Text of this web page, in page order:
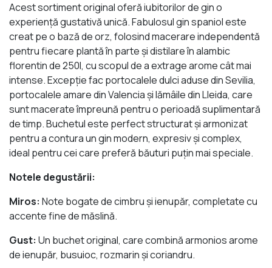
Acest sortiment original oferă iubitorilor de gin o
experienţă gustativă unică. Fabulosul gin spaniol este
creat pe o bază de orz, folosind macerare independentă
pentru fiecare plantă în parte și distilare în alambic
florentin de 250l, cu scopul de a extrage arome cât mai
intense. Excepţie fac portocalele dulci aduse din Sevilia,
portocalele amare din Valencia și lămâile din Lleida, care
sunt macerate împreună pentru o perioadă suplimentară
de timp. Buchetul este perfect structurat şi armonizat
pentru a contura un gin modern, expresiv şi complex,
ideal pentru cei care preferă băuturi puţin mai speciale.
Notele degustării:
Miros: Note bogate de cimbru și ienupăr, completate cu
accente fine de măslină.
Gust: Un buchet original, care combină armonios arome
de ienupăr, busuioc, rozmarin și coriandru.